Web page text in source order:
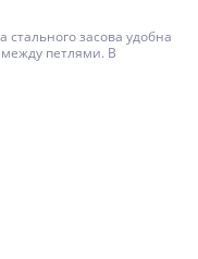
засова удобна
петлями. В